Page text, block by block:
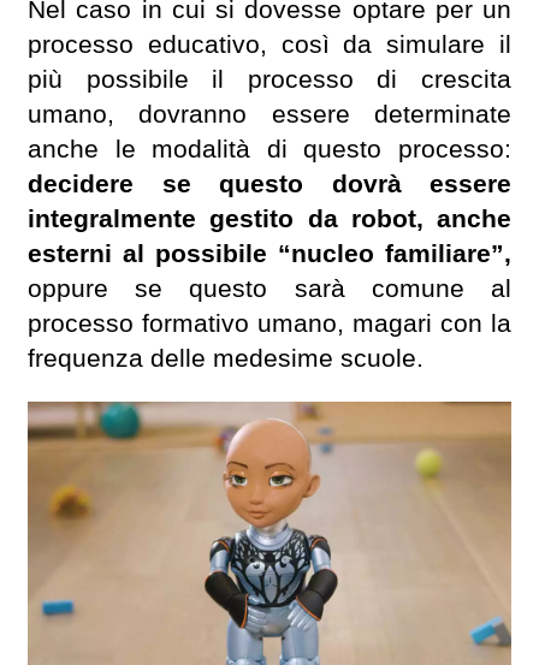
Nel caso in cui si dovesse optare per un
processo educativo, così da simulare il
più possibile il processo di crescita
umano, dovranno essere determinate
anche le modalità di questo processo:
decidere se questo dovrà essere
integralmente gestito da robot, anche
esterni al possibile “nucleo familiare”,
oppure se questo sarà comune al
processo formativo umano, magari con la
frequenza delle medesime scuole.